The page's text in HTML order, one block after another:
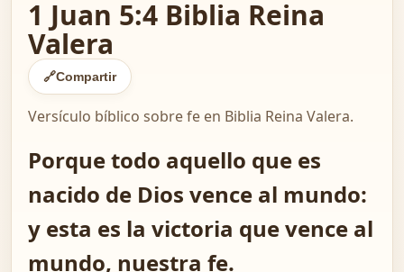
1 Juan 5:4 Biblia Reina
Valera
🔗Compartir
Versículo bíblico sobre fe en Biblia Reina Valera.
Porque todo aquello que es
nacido de Dios vence al mundo:
y esta es la victoria que vence al
mundo, nuestra fe.